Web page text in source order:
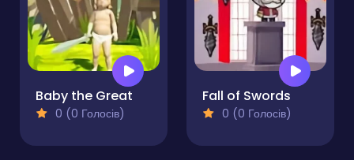
Baby the Great
0 (0 Голосів)
Fall of Swords
0 (0 Голосів)